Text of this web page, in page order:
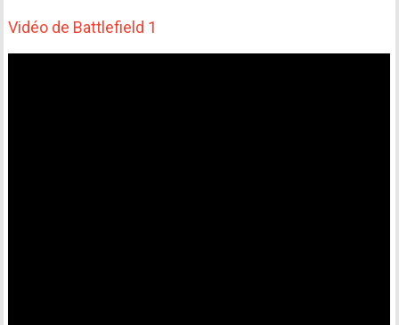
Vidéo de Battlefield 1